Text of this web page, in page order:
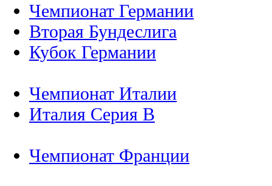
Чемпионат Германии
Вторая Бундеслига
Кубок Германии
Чемпионат Италии
Италия Серия B
Чемпионат Франции